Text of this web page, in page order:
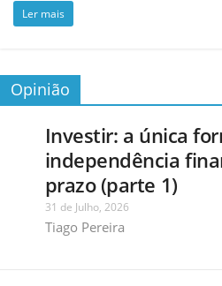
Ler mais
Opinião
Investir: a única
independência
prazo (parte 1)
31 de Julho, 2026
Tiago Pereira